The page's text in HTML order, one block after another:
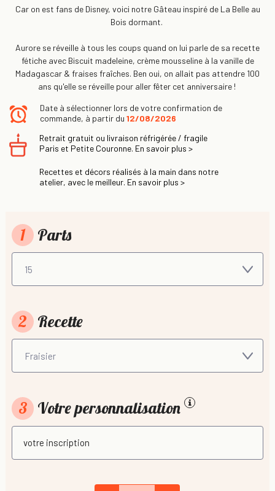
Car on est fans de Disney, voici notre Gâteau inspiré de La Belle au
Bois dormant.
Aurore se réveille à tous les coups quand on lui parle de sa recette
fétiche avec Biscuit madeleine, crème mousseline à la vanille de
Madagascar & fraises fraîches. Ben oui, on allait pas attendre 100
ans qu'elle se réveille pour aller fêter cet anniversaire !
Date à sélectionner lors de votre confirmation de
commande, à partir du 12/08/2026
Retrait gratuit ou livraison réfrigérée / fragile
Paris et Petite Couronne. En savoir plus >
Recettes et décors réalisés à la main dans notre
atelier, avec le meilleur. En savoir plus >
1 Parts
2 Recette
3 Votre personnalisation